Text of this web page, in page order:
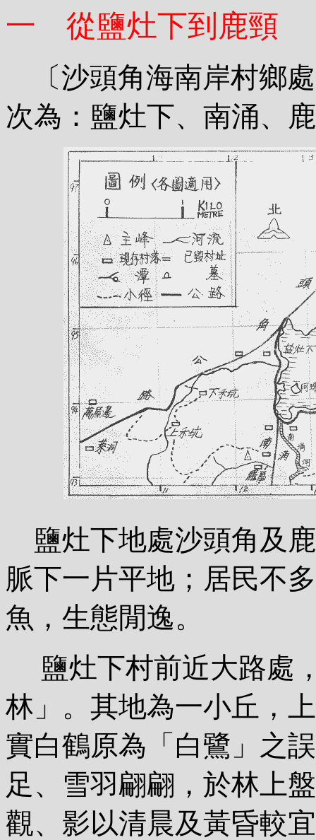
一 從鹽灶下到鹿頸
〔沙頭角海南岸村鄉
次為：鹽灶下、南涌、
鹽灶下地處沙頭角及
脈下一片平地；居民不
魚，生態閒逸。
鹽灶下村前近大路處
林」。其地為一小丘，
實白鶴原為「白鷺」之
足、雪羽翩翩，於林上
觀、影以清晨及黃昏較